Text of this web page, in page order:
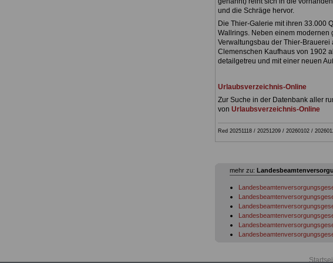
und die Schräge hervor.
Die Thier-Galerie mit ihren 33.000
Wallrings. Neben einem
Verwaltungsbau der Thier-
Clemenschen Kaufhaus von 1902
detailgetreu und mit einer neuen
Urlaubsverzeichnis-Online
Zur Suche in der Datenbank aller
von Urlaubsverzeichnis-Online
Red 20251118 / 20251209 / 20260102 /
mehr zu: